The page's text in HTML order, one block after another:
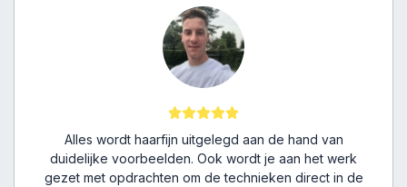
Alles wordt haarfijn uitgelegd aan de hand van
duidelijke voorbeelden. Ook wordt je aan het werk
gezet met opdrachten om de technieken direct in de
praktijk toe te passen!